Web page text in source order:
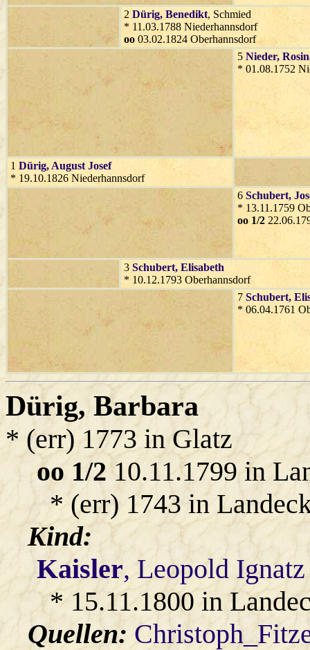
2 Dürig, Benedikt, Schmied
* 11.03.1788 Niederhannsdorf
oo 03.02.1824 Oberhannsdorf
5 Nieder,
* 01.08.1752
1 Dürig, August Josef
* 19.10.1826 Niederhannsdorf
6 Schubert,
* 13.11.1759
oo 1/2
3 Schubert, Elisabeth
* 10.12.1793 Oberhannsdorf
7 Schubert,
* 06.04.1761
Dürig, Barbara
* (err) 1773 in Glatz
oo 1/210.11.1799 in
* (err) 1743 in
Kind:
Kaisler, Leopold
* 15.11.1800 in
Quellen: